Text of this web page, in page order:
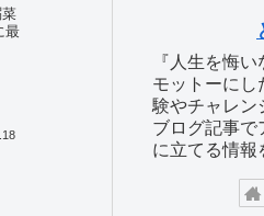
最
『人生を悔
モットーにし
験やチャレン
ブログ記事で
に立てる情報